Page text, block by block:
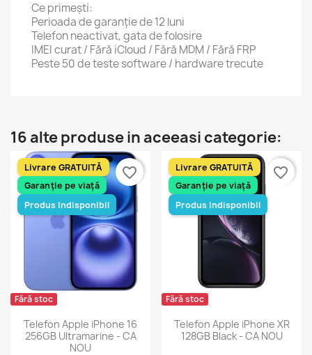
Ce primești:
Perioada de garanție de 12 luni
Telefon neactivat, gata de folosire
IMEI curat / Fără iCloud / Fără MDM / Fără FRP
Peste 50 de teste software / hardware trecute
16 alte produse in aceeasi categorie:
Fără stoc
Telefon Apple iPhone 16
256GB Ultramarine - CA
NOU
Livrare GRATUITĂ
Garanție pe viață
Produs Indisponibil
favorite_border
Fără stoc
Telefon Apple iPhone XR
128GB Black - CA NOU
Livrare GRATUITĂ
Garanție pe viață
Produs Indisponibil
favorite_border